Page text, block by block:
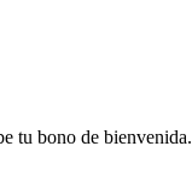
tu bono de bienvenida.